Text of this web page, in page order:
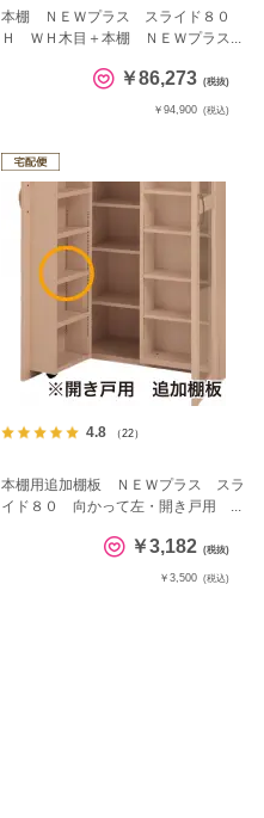
本棚 ＮＥＷプラス スライド８０
Ｈ ＷＨ木目＋本棚 ＮＥＷプラス...
￥86,273 (税抜)
￥94,900 (税込)
4.8 （22）
本棚用追加棚板 ＮＥＷプラス スラ
イド８０ 向かって左・開き戸用 ...
￥3,182 (税抜)
￥3,500 (税込)